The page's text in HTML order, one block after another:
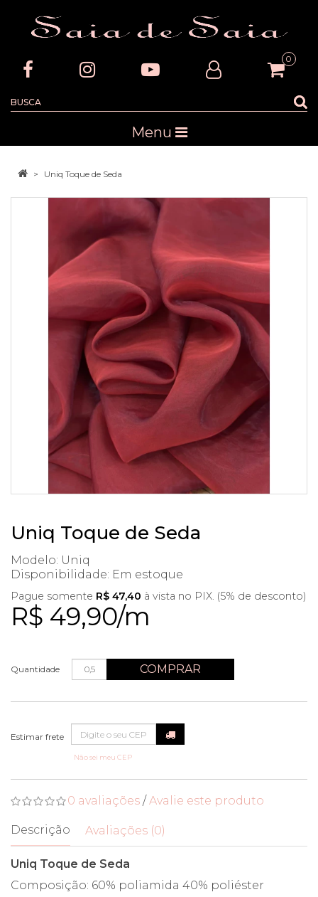
0
Menu
Uniq Toque de Seda
Uniq Toque de Seda
Modelo: Uniq
Disponibilidade: Em estoque
R$ 49,90/m
Pague somente R$ 47,40 à vista no PIX. (5% de desconto)
Quantidade COMPRAR
Não sei meu CEP
0 avaliações /Avalie este produto
Descrição Avaliações (0)
Uniq Toque de Seda
Composição: 60% poliamida 40% poliéster